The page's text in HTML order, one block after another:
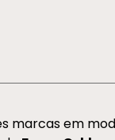
marcas em